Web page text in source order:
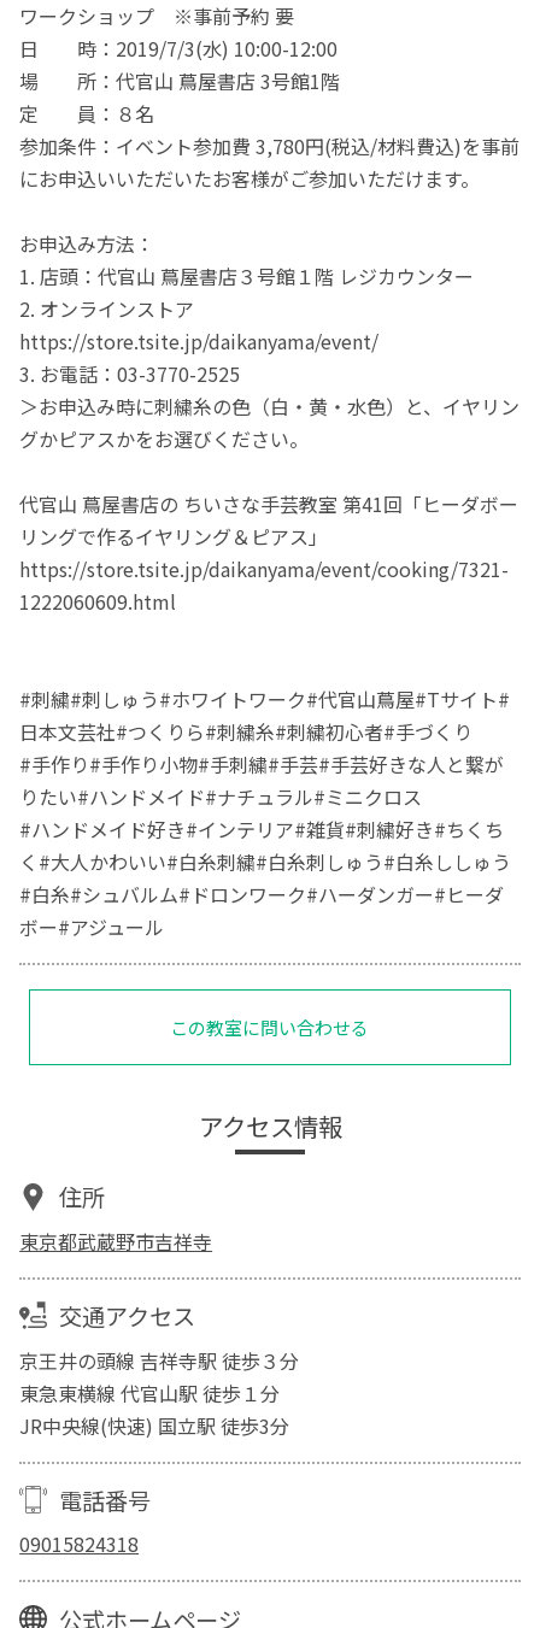
ワークショップ ※事前予約 要
日 時：2019/7/3(水) 10:00-12:00
場 所：代官山 蔦屋書店 3号館1階
定 員：８名
参加条件：イベント参加費 3,780円(税込/材料費込)を事前
にお申込いいただいたお客様がご参加いただけます。
お申込み方法：
1. 店頭：代官山 蔦屋書店３号館１階 レジカウンター
2. オンラインストア
https://store.tsite.jp/daikanyama/event/
3. お電話：03-3770-2525
＞お申込み時に刺繍糸の色（白・黄・水色）と、イヤリン
グかピアスかをお選びください。
代官山 蔦屋書店の ちいさな手芸教室 第41回「ヒーダボー
リングで作るイヤリング＆ピアス」
https://store.tsite.jp/daikanyama/event/cooking/7321-
1222060609.html
#刺繍#刺しゅう#ホワイトワーク#代官山蔦屋#Tサイト#
日本文芸社#つくりら#刺繍糸#刺繍初心者#手づくり
#手作り#手作り小物#手刺繍#手芸#手芸好きな人と繋が
りたい#ハンドメイド#ナチュラル#ミニクロス
#ハンドメイド好き#インテリア#雑貨#刺繍好き#ちくち
く#大人かわいい#白糸刺繍#白糸刺しゅう#白糸ししゅう
#白糸#シュバルム#ドロンワーク#ハーダンガー#ヒーダ
ボー#アジュール
この教室に問い合わせる
アクセス情報
住所
東京都武蔵野市吉祥寺
交通アクセス
京王井の頭線 吉祥寺駅 徒歩３分
東急東横線 代官山駅 徒歩１分
JR中央線(快速) 国立駅 徒歩3分
電話番号
09015824318
公式ホームページ